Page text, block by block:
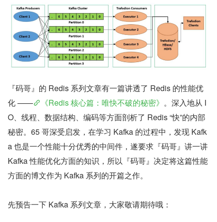
『码哥』的 Redis 系列文章有一篇讲透了 Redis 的性能优
化 ——
《Redis 核心篇：唯快不破的秘密》 。深入地从 I
O、线程、数据结构、编码等方面剖析了 Redis “快”的内部
秘密。65 哥深受启发，在学习 Kafka 的过程中，发现 Kafk
a 也是一个性能十分优秀的中间件，遂要求『码哥』讲一讲
Kafka 性能优化方面的知识，所以『码哥』决定将这篇性能
方面的博文作为 Kafka 系列的开篇之作。
先预告一下 Kafka 系列文章，大家敬请期待哦：